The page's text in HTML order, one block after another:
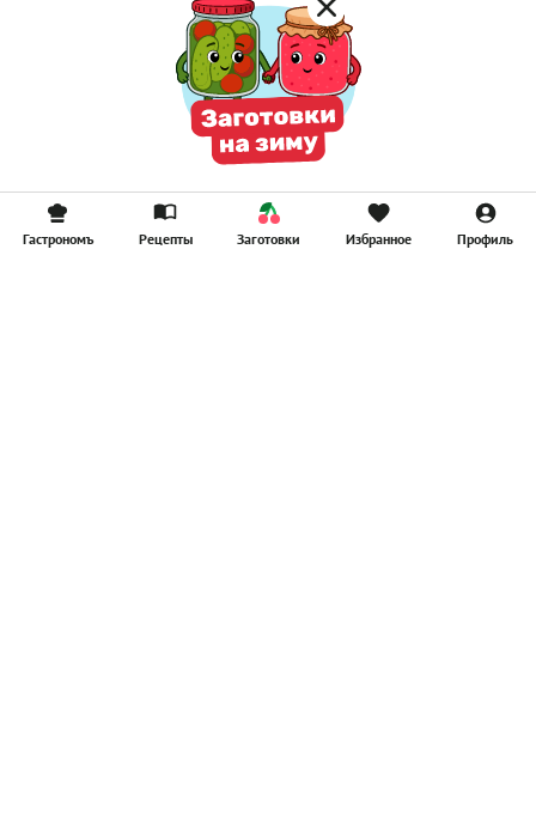
Гастрономъ Рецепты Заготовки Избранное Профиль